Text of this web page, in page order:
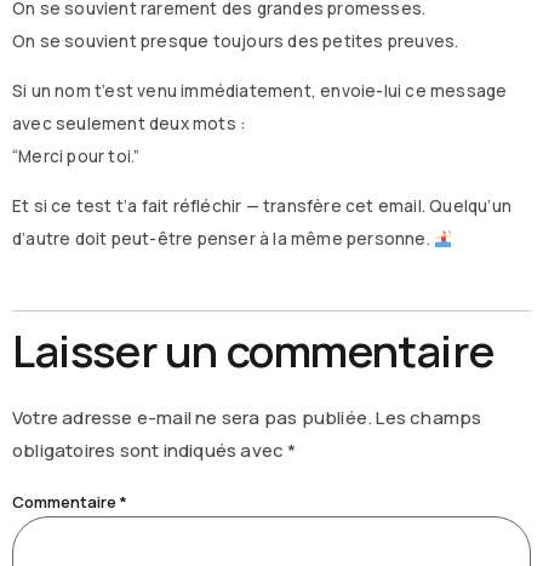
On se souvient rarement des grandes promesses.
On se souvient presque toujours des petites preuves.
Si un nom t’est venu immédiatement, envoie-lui ce message
avec seulement deux mots :
“Merci pour toi.”
Et si ce test t’a fait réfléchir — transfère cet email. Quelqu’un
d’autre doit peut-être penser à la même personne.
Laisser un commentaire
Votre adresse e-mail ne sera pas publiée. Les champs
obligatoires sont indiqués avec *
Commentaire *